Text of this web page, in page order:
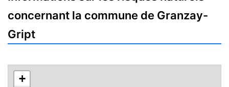
concernant la commune de Granzay-
Gript
+